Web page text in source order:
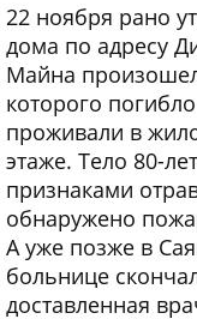
22 ноября рано
дома по адресу
Майна
которого
проживали в
этаже. Тело 80-
признаками
обнаружено
А уже позже в
больнице
доставленная